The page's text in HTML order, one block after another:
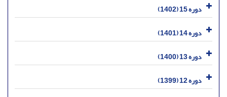
دوره 15 (1402)
دوره 14 (1401)
دوره 13 (1400)
دوره 12 (1399)